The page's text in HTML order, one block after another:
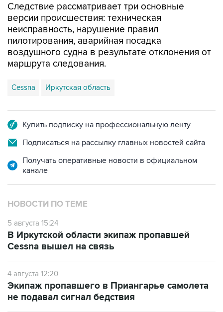
Следствие рассматривает три основные
версии происшествия: техническая
неисправность, нарушение правил
пилотирования, аварийная посадка
воздушного судна в результате отклонения от
маршрута следования.
Cessna Иркутская область
Купить подписку на профессиональную ленту
Подписаться на рассылку главных новостей сайта
Получать оперативные новости в официальном
канале
НОВОСТИ ПО ТЕМЕ
5 августа 15:24
В Иркутской области экипаж пропавшей
Cessna вышел на связь
4 августа 12:20
Экипаж пропавшего в Приангарье самолета
не подавал сигнал бедствия